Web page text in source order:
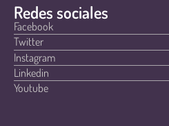
Redes sociales
Facebook
Twitter
Instagram
Linkedin
Youtube